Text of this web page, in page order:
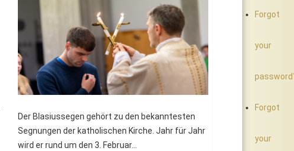
Forgot
your
Forgot
your
Der Blasiussegen gehört zu den bekanntesten
Segnungen der katholischen Kirche. Jahr für Jahr
wird er rund um den 3. Februar...